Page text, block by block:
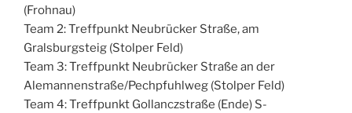
(Frohnau)
Team 2: Treffpunkt Neubrücker Straße, am
Gralsburgsteig (Stolper Feld)
Team 3: Treffpunkt Neubrücker Straße an der
Alemannenstraße/Pechpfuhlweg (Stolper Feld)
Team 4: Treffpunkt Gollanczstraße (Ende) S-